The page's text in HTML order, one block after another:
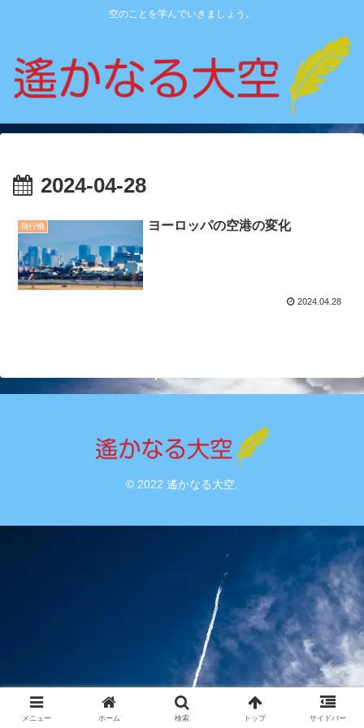
空のことを学んでいきましょう。
2024-04-28
飛行機 ヨーロッパの空港の変化
2024.04.28
© 2022 遙かなる大空.
メニュー ホーム 検索 トップ サイドバー